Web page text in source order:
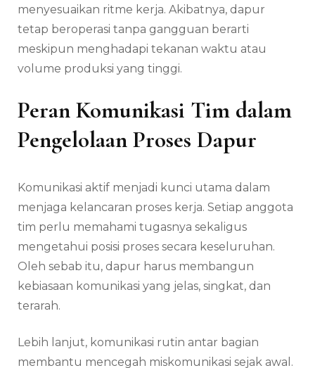
menyesuaikan ritme kerja. Akibatnya, dapur
tetap beroperasi tanpa gangguan berarti
meskipun menghadapi tekanan waktu atau
volume produksi yang tinggi.
Peran Komunikasi Tim dalam
Pengelolaan Proses Dapur
Komunikasi aktif menjadi kunci utama dalam
menjaga kelancaran proses kerja. Setiap anggota
tim perlu memahami tugasnya sekaligus
mengetahui posisi proses secara keseluruhan.
Oleh sebab itu, dapur harus membangun
kebiasaan komunikasi yang jelas, singkat, dan
terarah.
Lebih lanjut, komunikasi rutin antar bagian
membantu mencegah miskomunikasi sejak awal.